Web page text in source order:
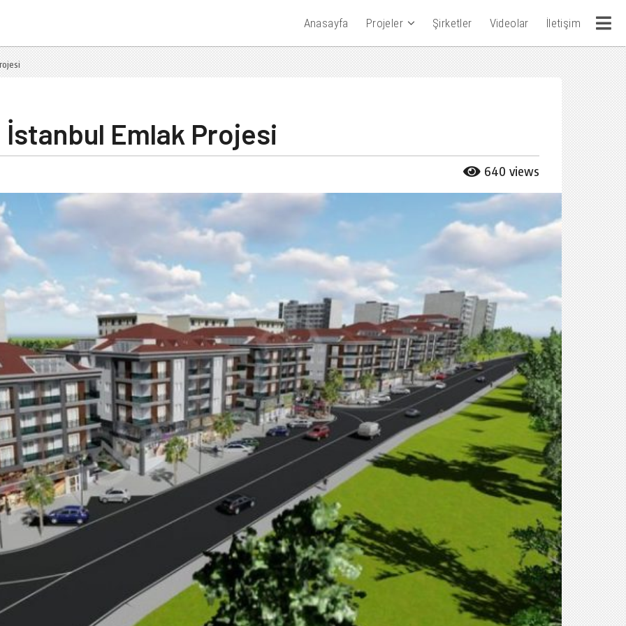
Anasayfa Projeler Şirketler Videolar İletişim
Emlak Projesi
640 views